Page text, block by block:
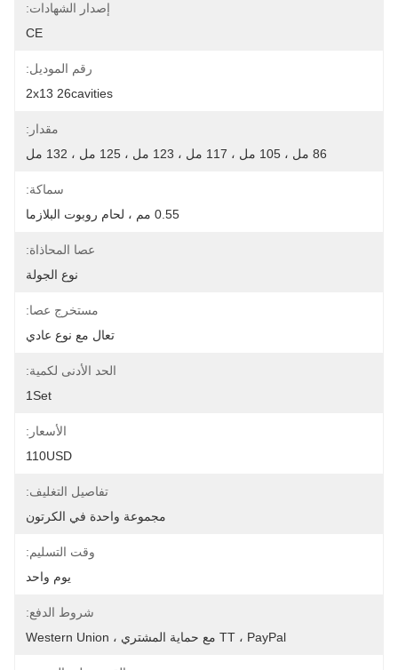
إصدار الشهادات:
CE
رقم الموديل:
2x13 26cavities
مقدار:
86 مل ، 105 مل ، 117 مل ، 123 مل ، 125 مل ، 132 مل
سماكة:
0.55 مم ، لحام روبوت البلازما
عصا المحاذاة:
نوع الجولة
مستخرج عصا:
تعال مع نوع عادي
الحد الأدنى لكمية:
1Set
الأسعار:
110USD
تفاصيل التغليف:
مجموعة واحدة في الكرتون
وقت التسليم:
يوم واحد
شروط الدفع:
TT ، PayPal مع حماية المشتري ، Western Union